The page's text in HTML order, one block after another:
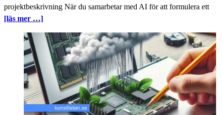
projektbeskrivning När du samarbetar med AI för att formulera ett
[läs mer …]